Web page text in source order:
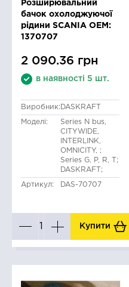
Розширювальний
бачок охолоджуючої
рідини SCANIA OEM:
1370707
2 090.36 грн
в наявності 5 шт.
Виробник: DASKRAFT
Моделі:
Series N bus,
CITYWIDE,
INTERLINK,
OMNICITY, ;
Series G, P, R, T;
DASKRAFT;
Артикул: DAS-70707
Купити